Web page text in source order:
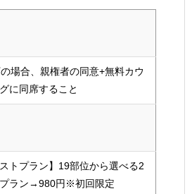
場合、親権者の同意+無料カウ
に同席すること
ストプラン】19部位から選べる2
ラン→980円※初回限定